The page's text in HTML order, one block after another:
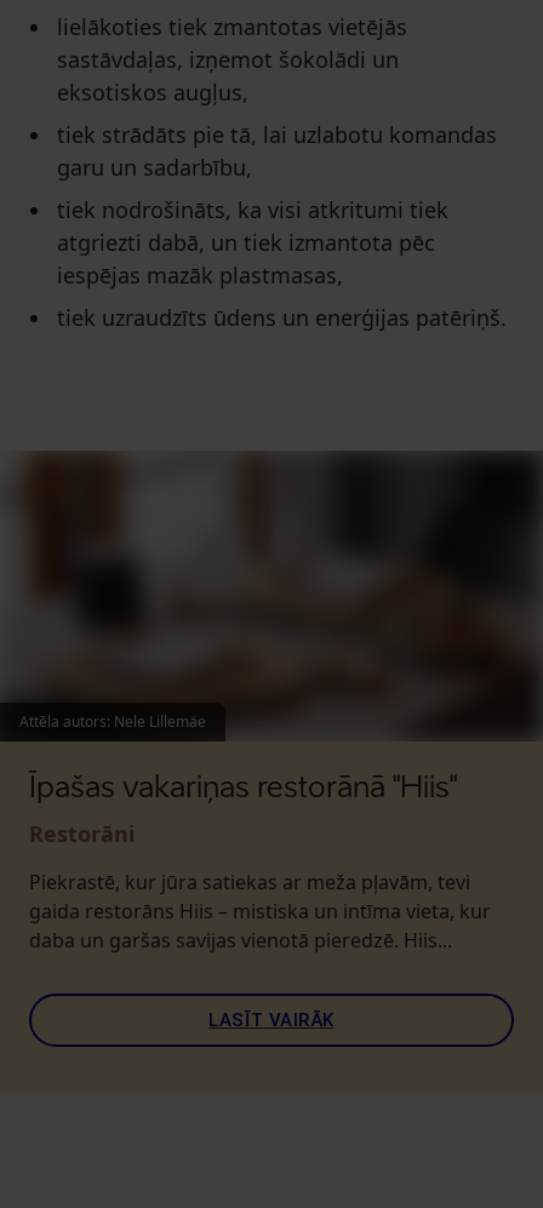
lielākoties tiek zmantotas vietējās
sastāvdaļas, izņemot šokolādi un
eksotiskos augļus,
tiek strādāts pie tā, lai uzlabotu komandas
garu un sadarbību,
tiek nodrošināts, ka visi atkritumi tiek
atgriezti dabā, un tiek izmantota pēc
iespējas mazāk plastmasas,
tiek uzraudzīts ūdens un enerģijas patēriņš.
Attēla autors: Nele Lillemäe
Īpašas vakariņas restorānā "Hiis"
Restorāni
Piekrastē, kur jūra satiekas ar meža pļavām, tevi
gaida restorāns Hiis – mistiska un intīma vieta, kur
daba un garšas savijas vienotā pieredzē. Hiis...
LASĪT VAIRĀK